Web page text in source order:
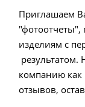
Приглашаем
"фотоотчеты",
изделиям с
результатом.
компанию как
отзывов,